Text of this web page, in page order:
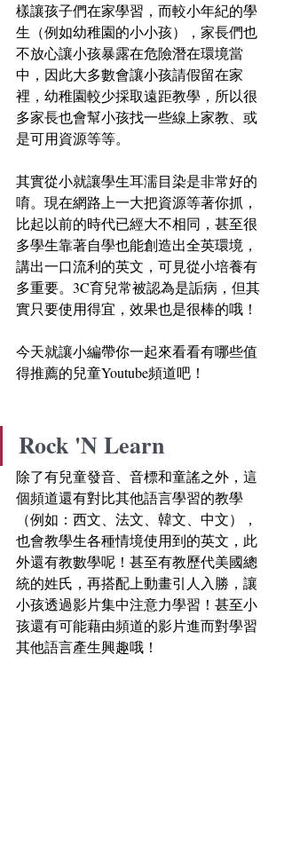
樣讓孩子們在家學習，而較小年紀的學
生（例如幼稚園的小小孩），家長們也
不放心讓小孩暴露在危險潛在環境當
中，因此大多數會讓小孩請假留在家
裡，幼稚園較少採取遠距教學，所以很
多家長也會幫小孩找一些線上家教、或
是可用資源等等。
其實從小就讓學生耳濡目染是非常好的
唷。現在網路上一大把資源等著你抓，
比起以前的時代已經大不相同，甚至很
多學生靠著自學也能創造出全英環境，
講出一口流利的英文，可見從小培養有
多重要。3C育兒常被認為是詬病，但其
實只要使用得宜，效果也是很棒的哦！
今天就讓小編帶你一起來看看有哪些值
得推薦的兒童Youtube頻道吧！
Rock 'N Learn
除了有兒童發音、音標和童謠之外，這
個頻道還有對比其他語言學習的教學
（例如：西文、法文、韓文、中文），
也會教學生各種情境使用到的英文，此
外還有教數學呢！甚至有教歷代美國總
統的姓氏，再搭配上動畫引人入勝，讓
小孩透過影片集中注意力學習！甚至小
孩還有可能藉由頻道的影片進而對學習
其他語言產生興趣哦！